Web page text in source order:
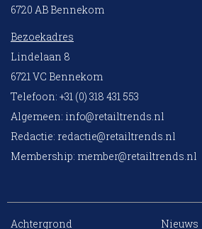
6720 AB Bennekom
Bezoekadres
Lindelaan 8
6721 VC Bennekom
Telefoon: +31 (0) 318 431 553
Algemeen: info@retailtrends.nl
Redactie: redactie@retailtrends.nl
Membership: member@retailtrends.nl
Achtergrond Nieuws